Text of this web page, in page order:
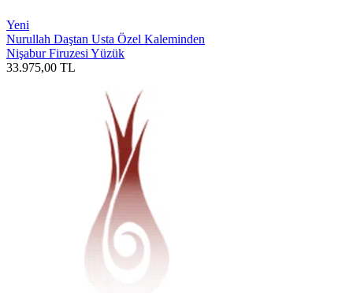
Yeni
Nurullah Daştan Usta Özel Kaleminden
Nişabur Firuzesi Yüzük
33.975,00 TL